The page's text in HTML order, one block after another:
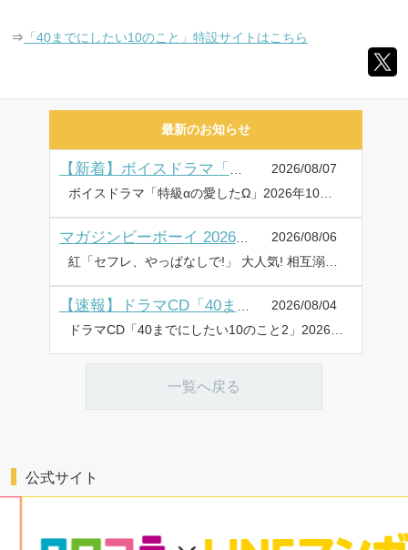
⇒ 「40までにしたい10のこと」特設サイトはこちら
最新のお知らせ
2026/08/07
ボイスドラマ「特級αの愛したΩ」2026年10月28日に発売・配信! ✼••┈┈••✼••┈┈••✼••┈┈••✼••┈┈••✼ ・試聴動画を公開! ・キャストインタビュー&写真を公開! ・特典画像を公開! ✼••┈┈••✼••┈┈••✼••┈┈••✼••┈┈••✼ 神波アユミ描き下ろし12Pマンガが読める【ボイスドラマ(シリアルコード入りマンガ小冊子版)】で登場! 幸福と葛藤のオメガバース! ボイスドラマ「特級αの愛したΩ」が、2026年10月28日に発売&配信! 試聴公開 【出演:鈴木崚汰・坂田将吾】 ⇒PV&試聴動画一覧はこちら キャストインタビュー&写真 【キャスト:鈴木崚汰・坂田将吾】 ⇒キャストインタビュー&写真はこちら 特典画像公開 ⇒特典情報はこちら 商品情報 『俺はもう――二度とお前を失くしたくない』 知性、能力が究極に秀でた【特級α】の有磨礼は、どこへ行っても注目の的で、女の子たちや世間から、いつも追いかけ回されている。そんな彼が唯一、普通の高校生に戻れる時間を、同級生の大関司がくれた。絵本作家になる夢を持ち、いつもひとり美術室で絵を描いている司の傍で、たわいもない話をしながら2人きりの甘い時間は過ぎていく。そんなある日、司にヒートが来て、司がΩだと初めて知った礼は…。──突然の別れと空白の10年が過ぎ、2人は再会する。幸福と葛藤のオメガバース! 神波アユミ描き下ろし12Pマンガが読める【ボイスドラマ(シリアルコード入りマンガ小冊子版)】で登場! 各配信サイトで【配信版】も同日販売♪ 神波アユミ 有磨 礼:鈴木崚汰 大関 司:坂田将吾 2026年10月28日(水) ☆選べる2タイプで販売! 予約受付開始☆ ◆シリアルコード入りマンガ小冊子版◆ 仕様:シリアルコード入り描き下ろしマンガ小冊子/価格:4,620円(税込) ◆配信版◆ 配信サイト:ポケットドラマCD、DLsiteがるまに、アニメイト通販、Renta!、honto ⇒詳しくはコチラ フェア&キャンペーン(配信版は対象外) ・アニメイト 早期予約特典 2026年9月14日(月)までにご予約した方、全員に「ブロマイド」をプレゼント ・コミコミスタジオ 早期予約特典 2026年9月14日(月)までにご予約した方、全員に「チェキ風ミニイラストカード」をプレゼント ・アニメイト通販 予約キャンペーン 2026年10月21日(水)までにご予約した方から抽選で「サイン色紙」をプレゼント ・コミコミスタジオ 予約キャンペーン 2026年9月14日(月)までにご予約した方から抽選で「サイン色紙」をプレゼント 詳しくは⇒ボイスドラマ「特級αの愛したΩ」特設サイト
マガジンビーボーイ 2026年9月号 ラインナップ・チラ見せアップ
2026/08/06
紅「セフレ、やっぱなしで!」 大人気! 相互溺愛青春譚、連載再開♡ 表紙イラストの図書カード(500円分)やQUOカード(1,000円分)プレゼントも!! 巻末アンケートハガキもしくはWEBアンケートにてご応募いただけます♥ MAGAZINE BE×BOY 2026年9月号 発売日:2026年8月6日 定価:935円(税込) 表紙:紅 ラインナップ 紅、いちかわ壱、竹竜サン太、御自愛、CTK、茂こつ、田中鈴木、楢島さち、喃喃、ねこ田米蔵、ハシモトミツ、榛名ハル、豆田サブロー、三日ミタ、美山薫子、ヤナギダ、りちゃ、ろじ 豪華執筆陣!! ⇒BE・BOY GOLD 2026年9月号 ラインナップ・チラ見せはこちら
2026/08/04
一覧へ戻る
公式サイト